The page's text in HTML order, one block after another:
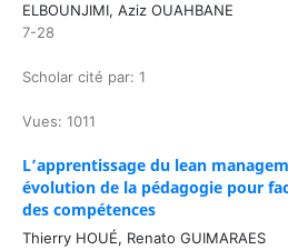
ELBOUNJIMI, Aziz OUAHBANE
7-28
Scholar cité par: 1
Vues: 1011
L’apprentissage du lean
évolution de la pédagogie pour
des compétences
Thierry HOUÉ, Renato GUIMARAES